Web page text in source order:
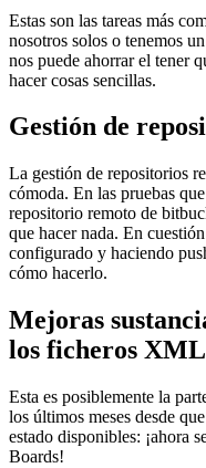
Estas son las tareas más
nosotros solos o tenemos
nos puede ahorrar el tener
hacer cosas sencillas.
Gestión de
La gestión de repositorios
cómoda. En las pruebas
repositorio remoto de
que hacer nada. En
configurado y haciendo
cómo hacerlo.
Mejoras
los ficheros XML
Esta es posiblemente la
los últimos meses desde
estado disponibles: ¡ahora
Boards!